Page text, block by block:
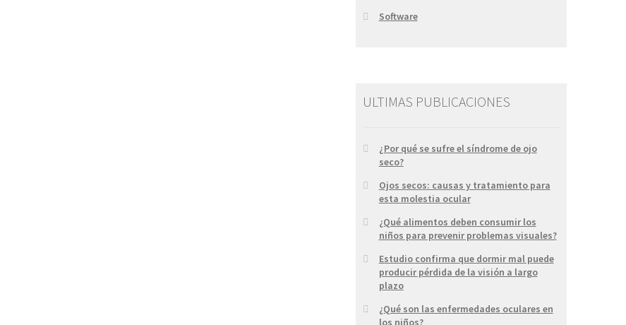
Software
ULTIMAS PUBLICACIONES
¿Por qué se sufre el síndrome de ojo
seco?
Ojos secos: causas y tratamiento para
esta molestia ocular
¿Qué alimentos deben consumir los
niños para prevenir problemas visuales?
Estudio confirma que dormir mal puede
producir pérdida de la visión a largo
plazo
¿Qué son las enfermedades oculares en
los niños?